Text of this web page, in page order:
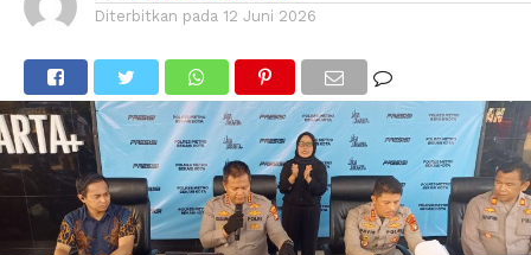
Diterbitkan pada 12 Juni 2026